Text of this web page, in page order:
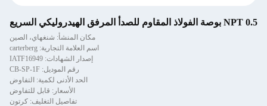
NPT 0.5 بوصة الفولاذ المقاوم للصدأ المرفق الهيدروليكي السريع
مكان المنشأ: شنغهاي، الصين
اسم العلامة التجارية: carterberg
إصدار الشهادات: IATF16949
رقم الموديل: CB-SP-1F
الحد الأدنى لكمية: التفاوض
الأسعار: قابل للتفاوض
تفاصيل التغليف: كرتون